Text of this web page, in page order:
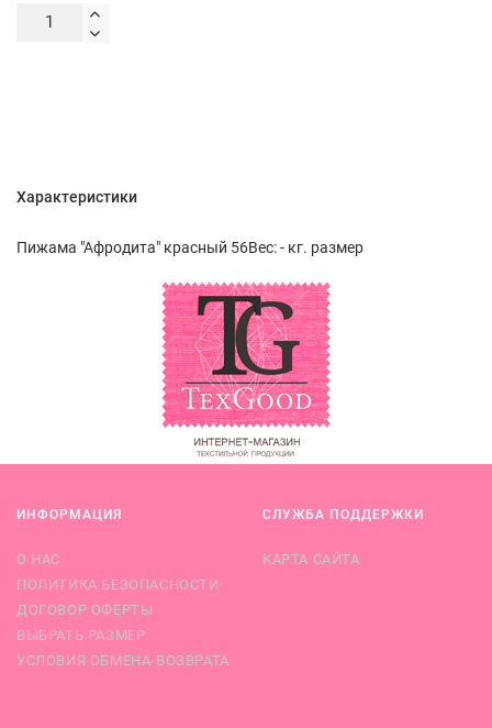
Характеристики
Пижама "Афродита" красный 56Вес: - кг. размер
ИНФОРМАЦИЯ
О НАС
ПОЛИТИКА БЕЗОПАСНОСТИ
ДОГОВОР ОФЕРТЫ
ВЫБРАТЬ РАЗМЕР
УСЛОВИЯ ОБМЕНА-ВОЗВРАТА
СЛУЖБА ПОДДЕРЖКИ
КАРТА САЙТА